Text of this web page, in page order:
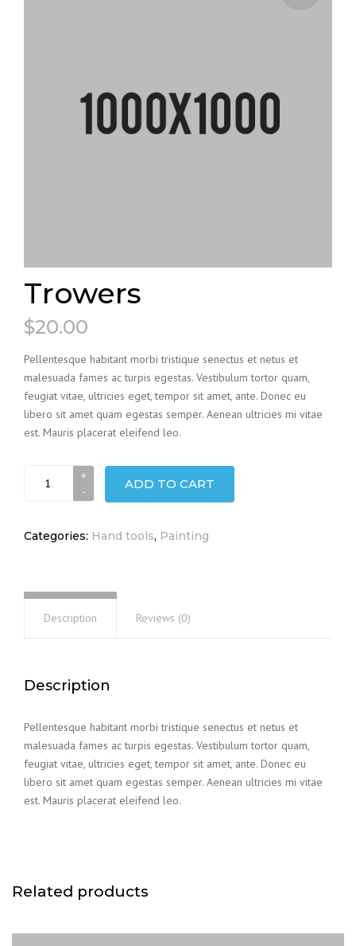
Trowers
$20.00
Pellentesque habitant morbi tristique senectus et netus et
malesuada fames ac turpis egestas. Vestibulum tortor quam,
feugiat vitae, ultricies eget, tempor sit amet, ante. Donec eu
libero sit amet quam egestas semper. Aenean ultricies mi vitae
est. Mauris placerat eleifend leo.
quantity
ADD TO CART
Categories: Hand tools, Painting
Description Reviews (0)
Description
Pellentesque habitant morbi tristique senectus et netus et
malesuada fames ac turpis egestas. Vestibulum tortor quam,
feugiat vitae, ultricies eget, tempor sit amet, ante. Donec eu
libero sit amet quam egestas semper. Aenean ultricies mi vitae
est. Mauris placerat eleifend leo.
Related products